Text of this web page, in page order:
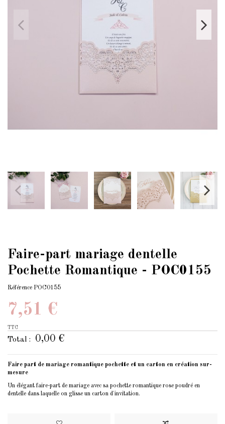
Faire-part mariage dentelle
Pochette Romantique - POC0155
Référence POC0155
7,51 €
TTC
Total : 0,00 €
Faire part de mariage romantique pochette et un carton en création sur-
mesure
Un élégant faire-part de mariage avec sa pochette romantique rose poudré en
dentelle dans laquelle on glisse un carton d'invitation.